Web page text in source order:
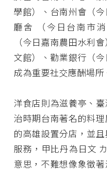
學館）、台南州會（
廳舍 （今日台南市
（今日嘉南農田水利
文館）、勸業銀行（
成為重要社交應酬場所
洋食店則為滋養亭、
治時期台南著名的料
的高雄設置分店，並
服務，甲比丹為日文
意思，不難想像象徵